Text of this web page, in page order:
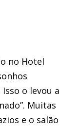
no Hotel
o levou a
Muitas
e o salão